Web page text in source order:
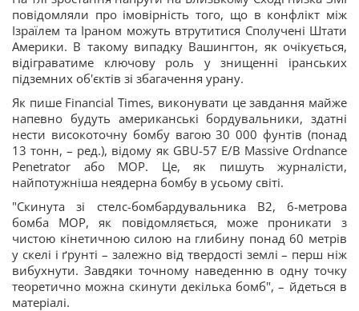
повідомляли про імовірність того, що в конфлікт між
Ізраїлем та Іраном можуть втрутитися Сполучені Штати
Америки. В такому випадку Вашингтон, як очікується,
відіграватиме ключову роль у знищенні іранських
підземних об'єктів зі збагачення урану.
Як пише Financial Times, виконувати це завдання майже
напевно будуть американські бордувальники, здатні
нести високоточну бомбу вагою 30 000 фунтів (понад
13 тонн, – ред.), відому як GBU-57 E/B Massive Ordnance
Penetrator або MOP. Це, як пишуть журналісти,
найпотужніша неядерна бомбу в усьому світі.
"Скинута зі стелс-бомбардувальника B2, 6-метрова
бомба MOP, як повідомляється, може проникати з
чистою кінетичною силою на глибину понад 60 метрів
у скелі і ґрунті – залежно від твердості землі – перш ніж
вибухнути. Завдяки точному наведенню в одну точку
теоретично можна скинути декілька бомб", – йдеться в
матеріалі.